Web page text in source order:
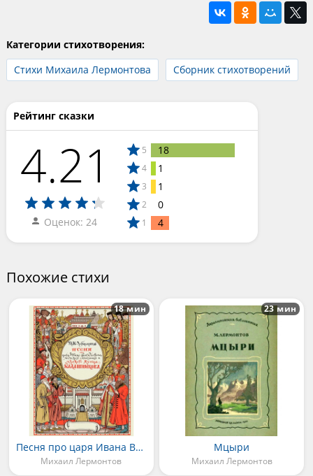
Категории стихотворения:
Стихи Михаила Лермонтова
Сборник стихотворений
Рейтинг сказки
4.21
Оценок: 24
5 18
4 1
3 1
2 0
1 4
Похожие стихи
Песня про царя Ивана Васильевича, молодого опричника и удалого купца Калашникова
Михаил Лермонтов
18 мин
Мцыри
Михаил Лермонтов
23 мин